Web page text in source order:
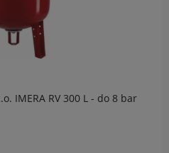
IMERA RV 300 L - do 8 bar